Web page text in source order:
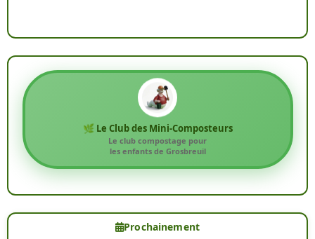
🌿 Le Club des Mini-Composteurs
Le club compostage pour
les enfants de Grosbreuil
Prochainement